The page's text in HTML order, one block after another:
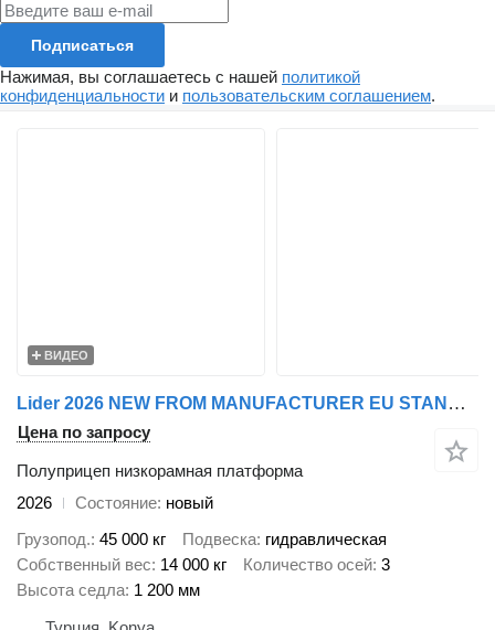
Подписаться
Нажимая, вы соглашаетесь с нашей политикой
конфиденциальности и пользовательским соглашением.
ВИДЕО
Lider 2026 NEW FROM MANUFACTURER EU STANDARDS
Цена по запросу
Полуприцеп низкорамная платформа
2026
Состояние новый
Грузопод. 45 000 кг Подвеска гидравлическая
Собственный вес 14 000 кг Количество осей 3
Высота седла 1 200 мм